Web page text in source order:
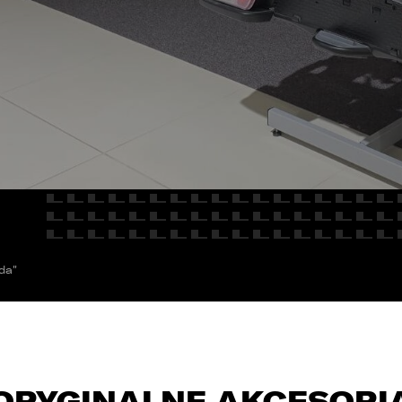
Serwis mechaniczny
Fakturatka
Ubezpieczenia
NAPISZ DO